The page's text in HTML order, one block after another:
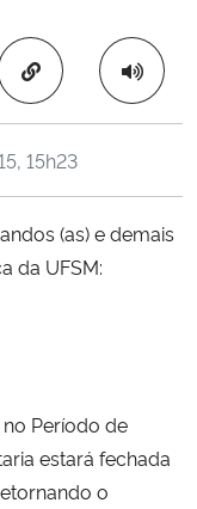
Copiar para área
15h23
(as) e demais
da UFSM:
Período de
estará fechada
o